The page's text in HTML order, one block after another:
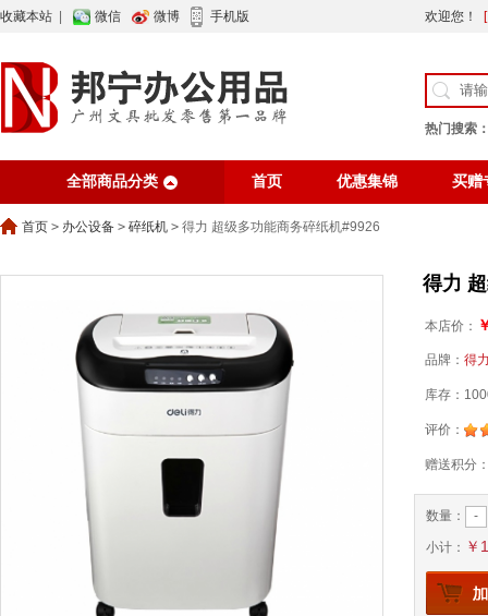
收藏本站 微信 微博 手机版 欢迎您！
热门搜索
全部商品分类 首页 优惠集锦 买赠
行业资讯 网站公告
首页 > 办公设备 > 碎纸机 > 得力 超级多功能商务碎纸机#9926
得力
本店价：
品牌： 得
库存：
评价：
赠送积分
数量： -
小计： ￥